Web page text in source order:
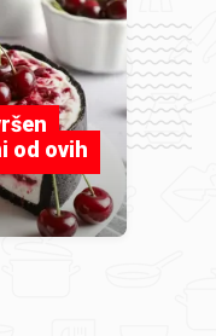
od ovih